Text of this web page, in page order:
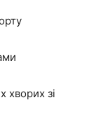
хворих зі